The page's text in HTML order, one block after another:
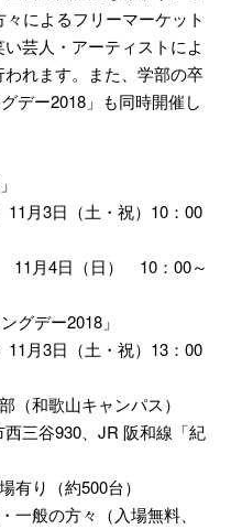
によるフリーマーケット
芸人・アーティストによ
れます。また、学部の卒
デー2018」も同時開催し
日（土・祝）10：00
10：00～
ー2018」
日（土・祝）13：00
和歌山キャンパス）
930、JR 阪和線「紀
（約500台）
般の方々（入場無料、